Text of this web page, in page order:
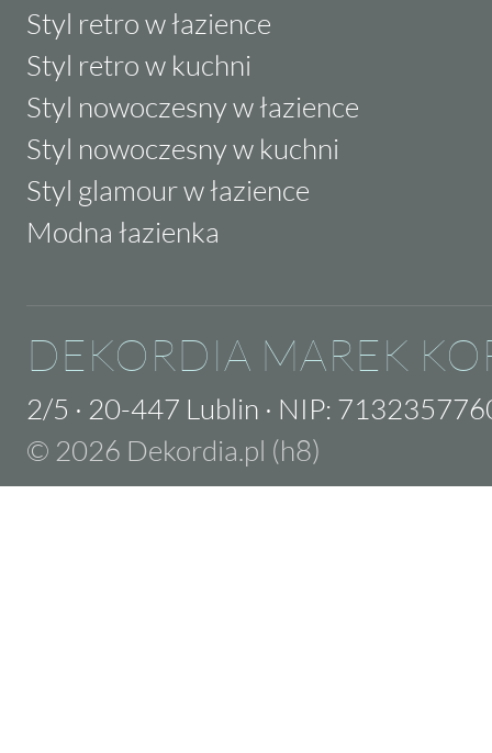
Styl retro w łazience
Styl retro w kuchni
Styl nowoczesny w łazience
Styl nowoczesny w kuchni
Styl glamour w łazience
Modna łazienka
DEKORDIA MAREK
2/5 · 20-447 Lublin · NIP:
© 2026 Dekordia.pl (h8)